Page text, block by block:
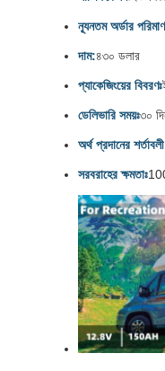
ন্যূনতম অর্ডার
দাম:৪৩০ ডলার
প্যাকেজিংয়ের বিবরণঃ
ডেলিভারি সময়ঃ৩০
অর্থ প্রদানের
সরবরাহের ক্ষমতাঃ